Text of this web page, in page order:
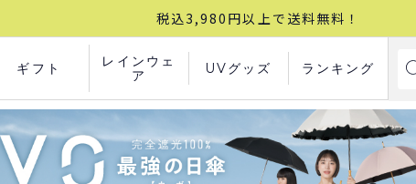
税込3,980円以上で送料無料！
ギフト
レインウェ
ア
UVグッズ ランキング